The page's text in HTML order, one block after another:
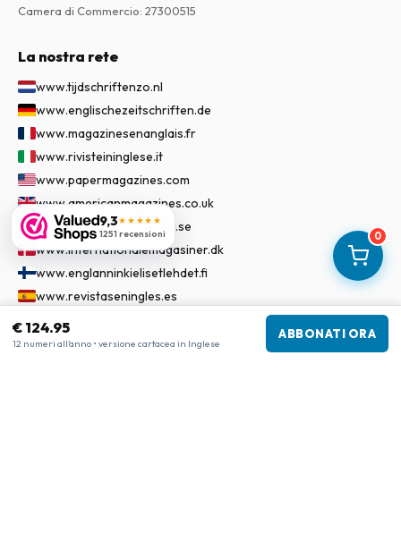
0
€ 124.95
12 numeri all'anno • versione cartacea in Inglese
ABBONATI ORA
9,3★★★★★
1251 recensioni
Camera di Commercio: 27300515
La nostra rete
www.tijdschriftenzo.nl
www.englischezeitschriften.de
www.magazinesenanglais.fr
www.rivisteininglese.it
www.papermagazines.com
www.americanmagazines.co.uk
www.engelskatidskrifter.se
www.internationalemagasiner.dk
www.englanninkielisetlehdet.fi
www.revistaseningles.es
www.revistasemingles.pt